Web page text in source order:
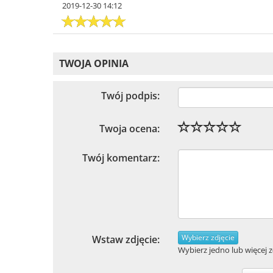
2019-12-30 14:12
TWOJA OPINIA
Twój podpis:
Twoja ocena:
Twój komentarz:
Wstaw zdjęcie: Wybierz zdjęcie
Wybierz jedno lub więcej